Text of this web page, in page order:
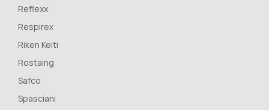
Reflexx
Respirex
Riken Keiti
Rostaing
Safco
Spasciani